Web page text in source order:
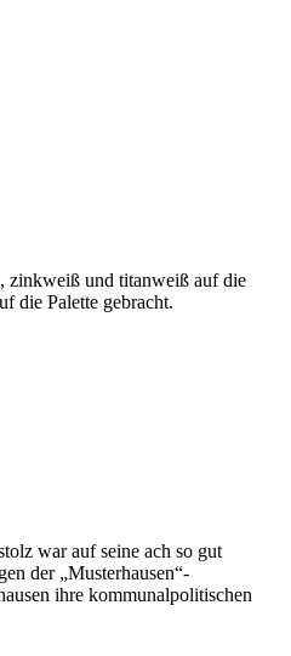
zinkweiß und titanweiß auf die
die Palette gebracht.
war auf seine ach so gut
der „Musterhausen“-
ihre kommunalpolitischen